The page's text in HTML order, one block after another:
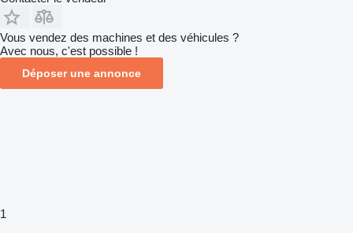
Vous vendez des machines et des véhicules ?
Avec nous, c'est possible !
Déposer une annonce
1